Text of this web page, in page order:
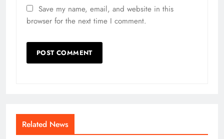
Save my name, email, and website in this
browser for the next time I comment.
Related News